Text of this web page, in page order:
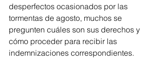
desperfectos ocasionados por las
tormentas de agosto, muchos se
pregunten cuáles son sus derechos y
cómo proceder para recibir las
indemnizaciones correspondientes.